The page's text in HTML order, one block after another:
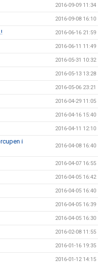
2016-09-09 11:34
2016-09-08 16:10
2016-06-16 21:59
2016-06-11 11:49
2016-05-31 10:32
2016-05-13 13:28
2016-05-06 23:21
2016-04-29 11:05
2016-04-16 15:40
2016-04-11 12:10
i
2016-04-08 16:40
2016-04-07 16:55
2016-04-05 16:42
2016-04-05 16:40
2016-04-05 16:39
2016-04-05 16:30
2016-02-08 11:55
2016-01-16 19:35
2016-01-12 14:15